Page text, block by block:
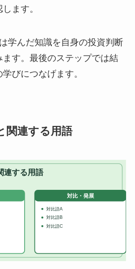
ます。
学んだ知識を自身の投資判断
す。最後のステップでは結
びにつなげます。
関連する用語